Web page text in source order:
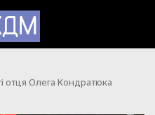
отця Олега Кондратюка